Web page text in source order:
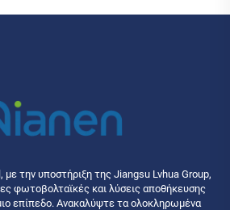
την υποστήριξη της Jiangsu Lvhua Group,
φωτοβολταϊκές και λύσεις αποθήκευσης
επίπεδο. Ανακαλύψτε τα ολοκληρωμένα